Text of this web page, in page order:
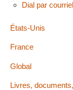
Dial par
États-Unis
France
Global
Livres,